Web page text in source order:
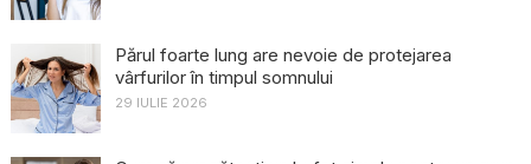
Părul foarte lung are nevoie de protejarea
vârfurilor în timpul somnului
29 IULIE 2026